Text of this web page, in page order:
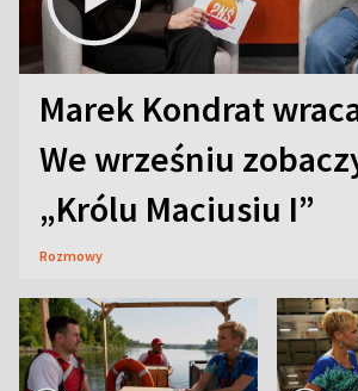
Marek Kondrat
We wrześniu
„Królu Maciusiu I”
Rozmowy